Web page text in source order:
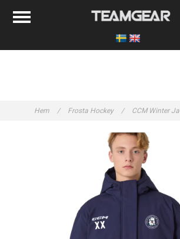
Hem / Frosta Hockey / CCM Winter